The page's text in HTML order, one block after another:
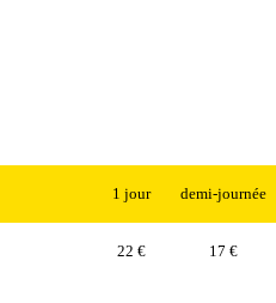
1 jour demi-journée
22 € 17 €